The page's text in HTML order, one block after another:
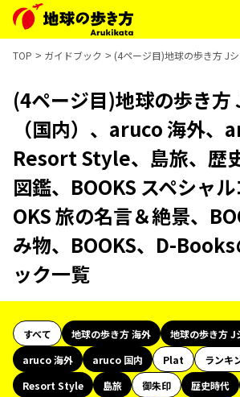
TOP ガイドブック (4ページ目)地球の歩き方 J
(4ページ目)地球の歩き方
（国内）、aruco 海外、
Resort Style、島旅、歴
図鑑、BOOKS スペシャ
OKS 旅の名言＆絶景、
み物、BOOKS、D-
ック一覧
すべて 地球の歩き方 海外
地球の歩き方 J
aruco 海外
aruco 国内 Plat
ランキ
Resort Style
島旅 御朱印 歴史時代